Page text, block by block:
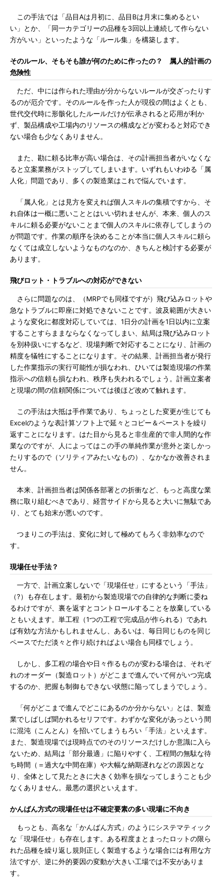
この手法では「品目Aは月初に、品目Bは月末に集めるとい
い」とか、「同一カテゴリーの品種を3回以上連続して作らない
方がいい」といったような「ルール集」を構築します。
そのルール、そもそも誰が何のために作ったの？ 属人的計画の
危険性
ただ、中には作られた理由が分からないルールが交ざったりす
るのが厄介です。そのルールを作った人が現役の間はよくとも、
世代交代時に形骸化したルールだけが伝承されると応用が利か
ず、製品構成や工場内のリソースの構成などが変わると対応でき
ない場合も少なくありません。
また、勘に頼る比率が高い場合は、その計画担当者がいなくな
ると立案業務がストップしてしまいます。いずれもいわゆる「属
人化」問題であり、多くの製造業はこれで悩んでいます。
「属人化」とは見方を変えれば個人スキルの集積ですから、そ
れ自体は一概に悪いこととはいい切れませんが、本来、個人のス
キルに頼る必要がないことまで個人のスキルに依存してしまうの
が問題です。作業の順序を決めることが本当に個人スキルに頼ら
なくては成立しないようなものなのか、きちんと検討する必要が
あります。
飛びロット・トラブルへの対応ができない
さらに問題なのは、（MRPでも同様ですが）飛び込みロットや
急なトラブルに即座に対処できないことです。波及範囲が大きい
ような変化に都度対応していては、1日分の計画を1日以内に立案
することすらままならなくなってしまい、結局は飛び込みロット
を別枠扱いにするなど、現場判断で対応することになり、計画の
精度を犠牲にすることになります。その結果、計画担当者が発行
した作業指示の実行可能性が損なわれ、ひいては製造現場の作業
指示への信頼も損なわれ、秩序も失われるでしょう。計画立案者
と現場の間の信頼関係については後ほど改めて触れます。
この手法は大抵は手作業であり、ちょっとした変更が生じても
Excelのような表計算ソフト上で延々とコピー＆ペーストを繰り
返すことになります。はた目から見ると非生産的で非人間的な作
業なのですが、人によってはこの手の単純作業が意外と楽しかっ
たりするので（ソリティアみたいなもの）、なかなか改善されま
せん。
本来、計画担当者は関係各部署との折衝など、もっと高度な業
務に取り組むべきであり、経営サイドから見ると大いに無駄であ
り、とても始末が悪いのです。
つまりこの手法は、変化に対して極めてもろく非効率なので
す。
現場任せ手法？
一方で、計画立案しないで「現場任せ」にするという「手法」
（?）も存在します。最初から製造現場での自律的な判断に委ね
るわけですが、裏を返すとコントロールすることを放棄している
ともいえます。単工程（1つの工程で完成品が作られる）であれ
ば有効な方法かもしれませんし、あるいは、毎日同じものを同じ
ペースでただ淡々と作り続ければよい場合も同様でしょう。
しかし、多工程の場合や日々作るものが変わる場合は、それぞ
れのオーダー（製造ロット）がどこまで進んでいて何がいつ完成
するのか、把握も制御もできない状態に陥ってしまうでしょう。
「何がどこまで進んでどこにあるのか分からない」とは、製造
業でしばしば聞かれるセリフです。わずかな変化があっという間
に混沌（こんとん）を招いてしまうもろい「手法」といえます。
また、製造現場では現時点でのそのリソースだけしか意識に入ら
ないため、結局は「部分最適」に陥りやすく、工程間の無駄な待
ち時間（＝過大な中間在庫）や大幅な納期遅れなどの原因とな
り、全体として見たときに大きく効率を損なってしまうことも少
なくありません。最悪の選択といえます。
かんばん方式の現場任せは不確定要素の多い現場に不向き
もっとも、高名な「かんばん方式」のようにシステマティック
な「現場任せ」も存在します。ある程度まとまったロットの限ら
れた品種を繰り返し規則正しく製造するような場合には有用な方
法ですが、逆に外的要因の変動が大きい工場では不安がありま
す。